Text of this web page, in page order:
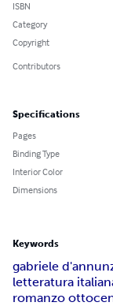
ISBN
Category
Copyright
Contributors
Specifications
Pages
Binding Type
Interior Color
Dimensions
Keywords
gabriele
letteratura
romanzo